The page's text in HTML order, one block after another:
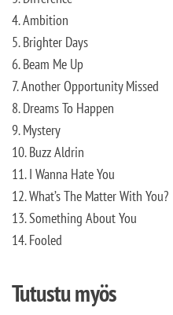
4. Ambition
5. Brighter Days
6. Beam Me Up
7. Another Opportunity Missed
8. Dreams To Happen
9. Mystery
10. Buzz Aldrin
11. I Wanna Hate You
12. What’s The Matter With You?
13. Something About You
14. Fooled
Tutustu myös